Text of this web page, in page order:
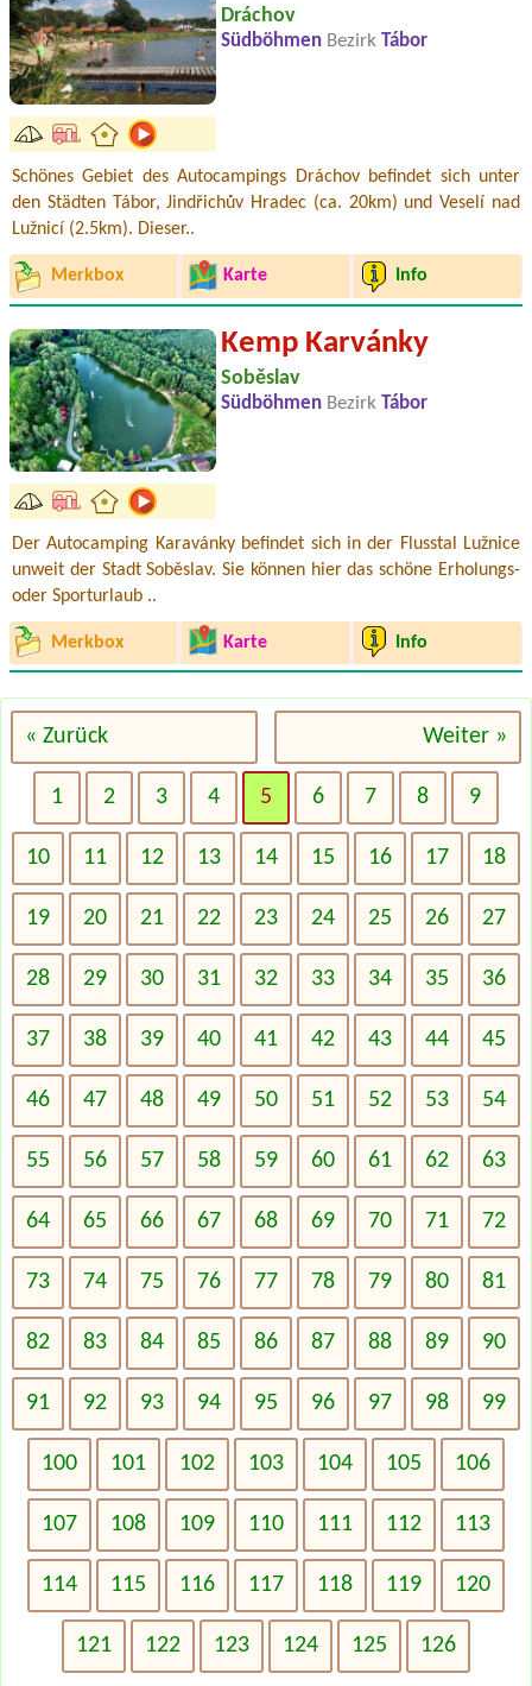
Dráchov
Südböhmen Bezirk Tábor
Schönes Gebiet des Autocampings Dráchov befindet sich unter
den Städten Tábor, Jindřichův Hradec (ca. 20km) und Veselí nad
Lužnicí (2.5km). Dieser..
Merkbox Karte Info
Kemp Karvánky
Soběslav
Südböhmen Bezirk Tábor
Der Autocamping Karavánky befindet sich in der Flusstal Lužnice
unweit der Stadt Soběslav. Sie können hier das schöne Erholungs-
oder Sporturlaub ..
Merkbox Karte Info
« Zurück Weiter »
1 2 3 4 5 6 7 8 9
10 11 12 13 14 15 16 17 18
19 20 21 22 23 24 25 26 27
28 29 30 31 32 33 34 35 36
37 38 39 40 41 42 43 44 45
46 47 48 49 50 51 52 53 54
55 56 57 58 59 60 61 62 63
64 65 66 67 68 69 70 71 72
73 74 75 76 77 78 79 80 81
82 83 84 85 86 87 88 89 90
91 92 93 94 95 96 97 98 99
100 101 102 103 104 105 106
107 108 109 110 111 112 113
114 115 116 117 118 119 120
121 122 123 124 125 126